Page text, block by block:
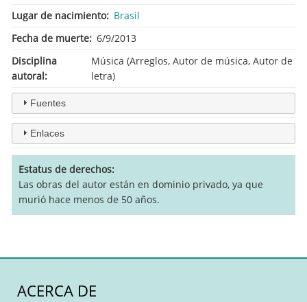
Lugar de nacimiento
Brasil
Fecha de muerte 6/9/2013
Disciplina
autoral
Música (Arreglos, Autor de música, Autor de
letra)
Fuentes
Enlaces
Estatus de derechos
Las obras del autor están en dominio privado, ya que
murió hace menos de 50 años.
ACERCA DE